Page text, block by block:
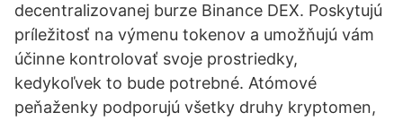
decentralizovanej burze Binance DEX. Poskytujú
príležitosť na výmenu tokenov a umožňujú vám
účinne kontrolovať svoje prostriedky,
kedykoľvek to bude potrebné. Atómové
peňaženky podporujú všetky druhy kryptomen,